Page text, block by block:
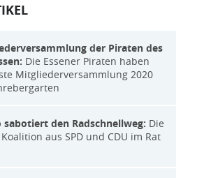
der Piraten des
Die Essener Piraten haben
Mitgliederversammlung 2020
sabotiert den Radschnellweg: Die
aus SPD und CDU im Rat